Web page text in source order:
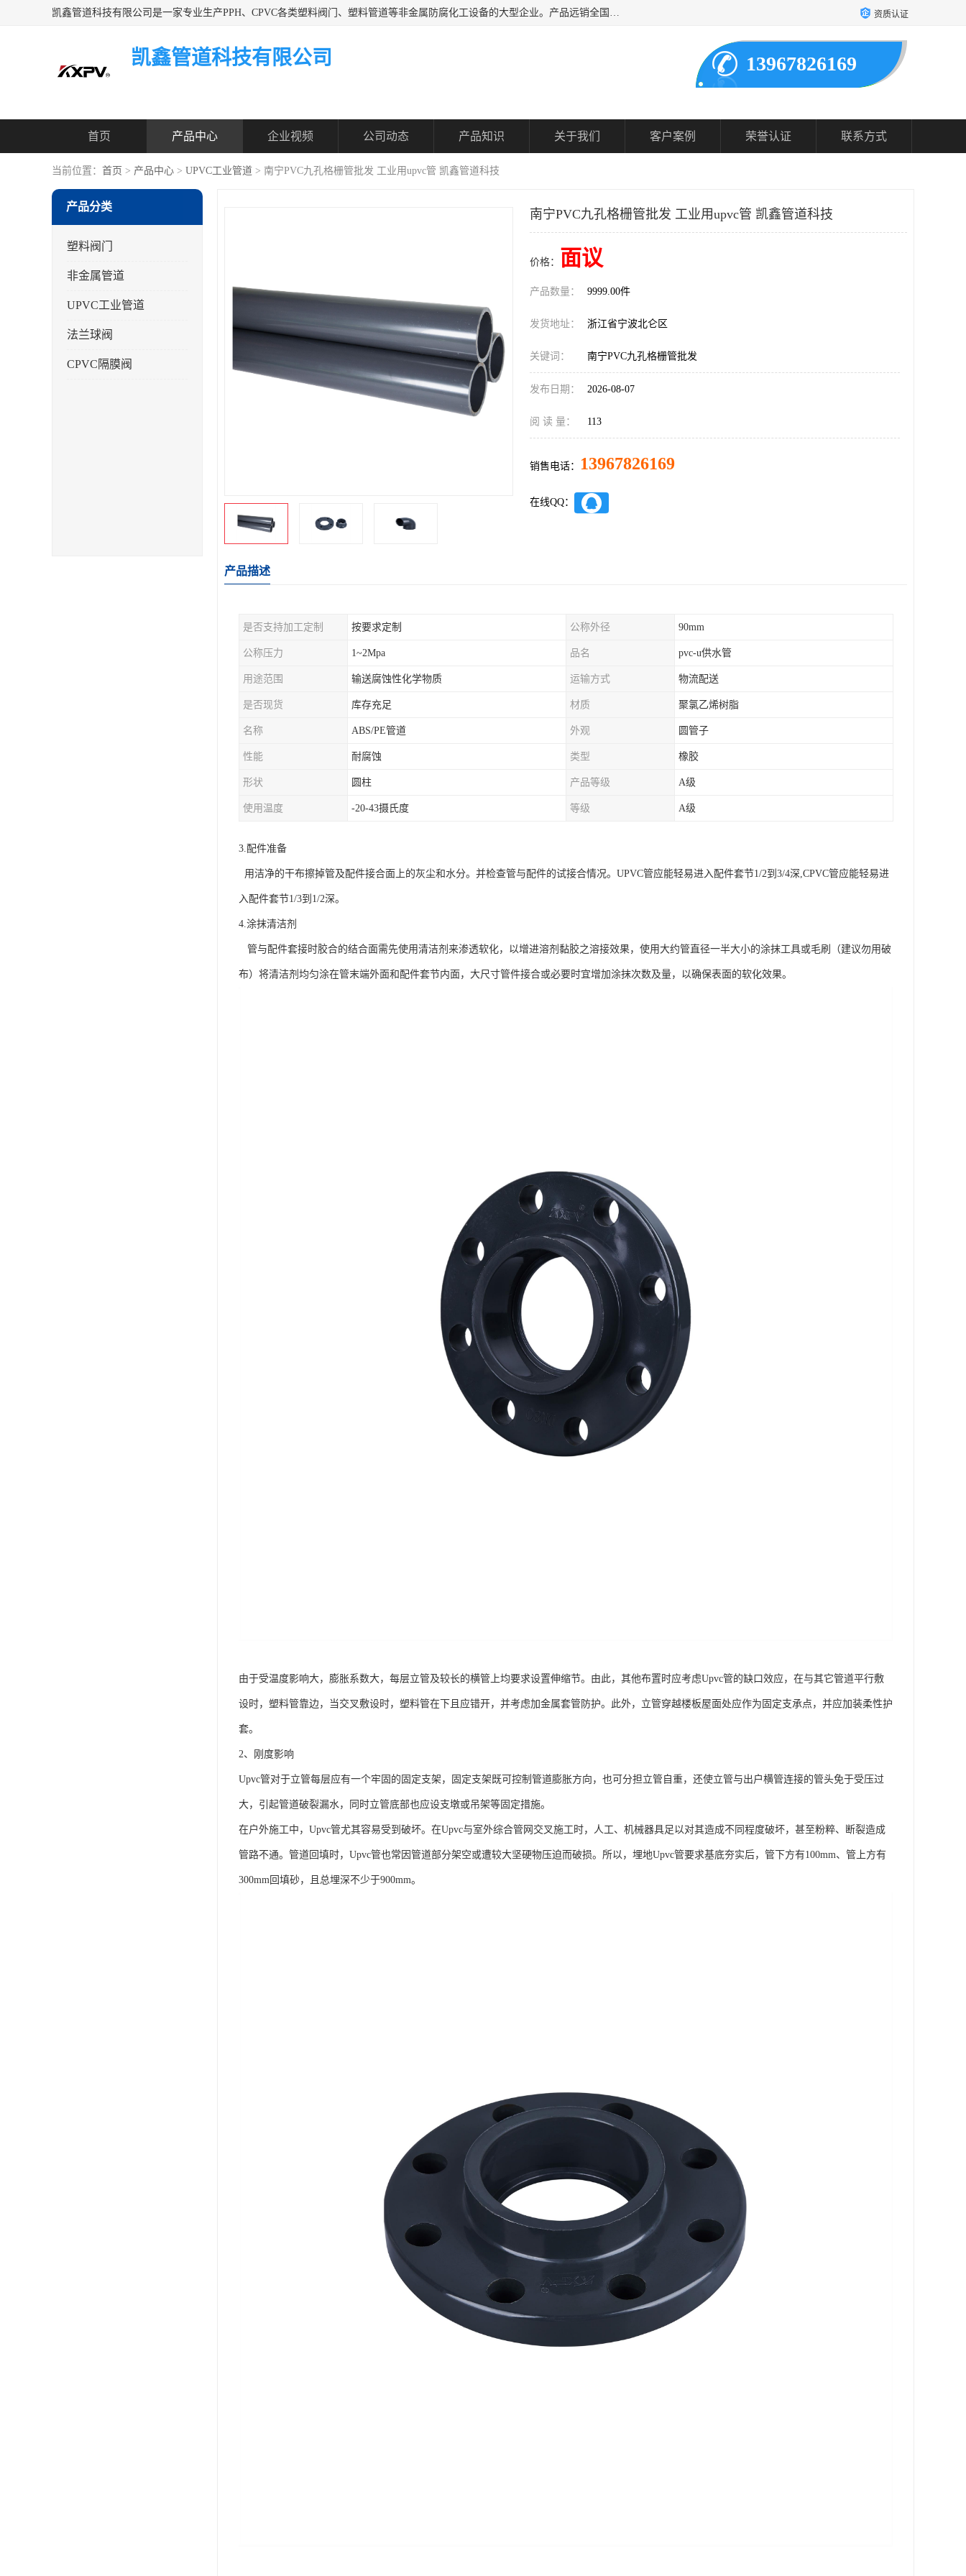
凯鑫管道科技有限公司是一家专业生产PPH、CPVC各类塑料阀门、塑料管道等非金属防腐化工设备的大型企业。产品远销全国三十一个省、市、自治区,广泛应用于化工、石油、氯碱、染料、制药、农药等行业，深受广大用户欢迎，是目前国内生产化工泵、阀门规模较大的生产基地之一。 资质认证
凯鑫管道科技有限公司 13967826169
首页 产品中心 企业视频 公司动态 产品知识 关于我们 客户案例 荣誉认证 联系方式
当前位置： 首页 > 产品中心 > UPVC工业管道 > 南宁PVC九孔格栅管批发 工业用upvc管 凯鑫管道科技
产品分类
塑料阀门
非金属管道
UPVC工业管道
法兰球阀
CPVC隔膜阀
南宁PVC九孔格栅管批发 工业用upvc管 凯鑫管道科技
价格： 面议
产品数量： 9999.00件
发货地址： 浙江省宁波北仑区
关键词： 南宁PVC九孔格栅管批发
发布日期： 2026-08-07
阅 读 量： 113
销售电话： 13967826169
在线QQ：
产品描述
是否支持加工定制 按要求定制 公称外径 90mm
公称压力 1~2Mpa 品名 pvc-u供水管
用途范围 输送腐蚀性化学物质 运输方式 物流配送
是否现货 库存充足 材质 聚氯乙烯树脂
名称 ABS/PE管道 外观 圆管子
性能 耐腐蚀 类型 橡胶
形状 圆柱 产品等级 A级
使用温度 -20-43摄氏度 等级 A级
3.配件准备
用洁净的干布擦掉管及配件接合面上的灰尘和水分。并检查管与配件的试接合情况。UPVC管应能轻易进入配件套节1/2到3/4深,CPVC管应能轻易进
入配件套节1/3到1/2深。
4.涂抹清洁剂
管与配件套接时胶合的结合面需先使用清洁剂来渗透软化，以增进溶剂黏胶之溶接效果，使用大约管直径一半大小的涂抹工具或毛刷（建议勿用破
布）将清洁剂均匀涂在管末端外面和配件套节内面，大尺寸管件接合或必要时宜增加涂抹次数及量，以确保表面的软化效果。
由于受温度影响大，膨胀系数大，每层立管及较长的横管上均要求设置伸缩节。由此，其他布置时应考虑Upvc管的缺口效应，在与其它管道平行敷
设时，塑料管靠边，当交叉敷设时，塑料管在下且应错开，并考虑加金属套管防护。此外，立管穿越楼板屋面处应作为固定支承点，并应加装柔性护
套。
2、刚度影响
Upvc管对于立管每层应有一个牢固的固定支架，固定支架既可控制管道膨胀方向，也可分担立管自重，还使立管与出户横管连接的管头免于受压过
大，引起管道破裂漏水，同时立管底部也应设支墩或吊架等固定措施。
在户外施工中，Upvc管尤其容易受到破坏。在Upvc与室外综合管网交叉施工时，人工、机械器具足以对其造成不同程度破坏，甚至粉粹、断裂造成
管路不通。管道回填时，Upvc管也常因管道部分架空或遭较大坚硬物压迫而破损。所以，埋地Upvc管要求基底夯实后，管下方有100mm、管上方有
300mm回填砂，且总埋深不少于900mm。